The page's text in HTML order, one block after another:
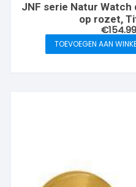
JNF serie Natur
op rozet,
€154.99
TOEVOEGEN AAN